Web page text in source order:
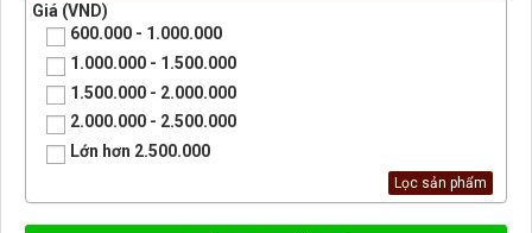
Giá (VND)
600.000 - 1.000.000
1.000.000 - 1.500.000
1.500.000 - 2.000.000
2.000.000 - 2.500.000
Lớn hơn 2.500.000